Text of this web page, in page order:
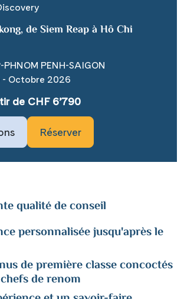
de Siem Reap à Hô Chi
PHNOM PENH-SAIGON
- Octobre 2026
de CHF 6’790
Réserver
qualité de conseil
personnalisée jusqu'après le
de première classe concoctés
de renom